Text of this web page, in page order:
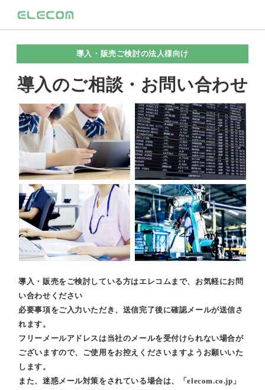
導入・販売ご検討の法人様向け
導入のご相談・お問い合わせ
導入・販売をご検討している方はエレコムまで、お気軽にお問
い合わせください
必要事項をご入力いただき、送信完了後に確認メールが送信さ
れます。
フリーメールアドレスは当社のメールを受付けられない場合が
ございますので、ご使用をお控えくださいますようお願いいた
します。
また、迷惑メール対策をされている場合は、「elecom.co.jp」